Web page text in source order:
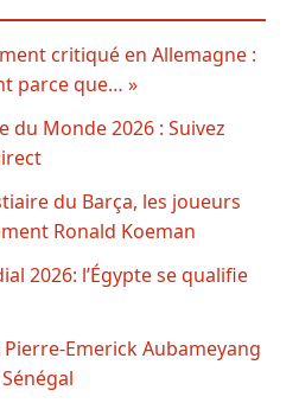
critiqué en Allemagne :
parce que… »
du Monde 2026 : Suivez
du Barça, les joueurs
Ronald Koeman
2026: l’Égypte se qualifie
Pierre-Emerick Aubameyang